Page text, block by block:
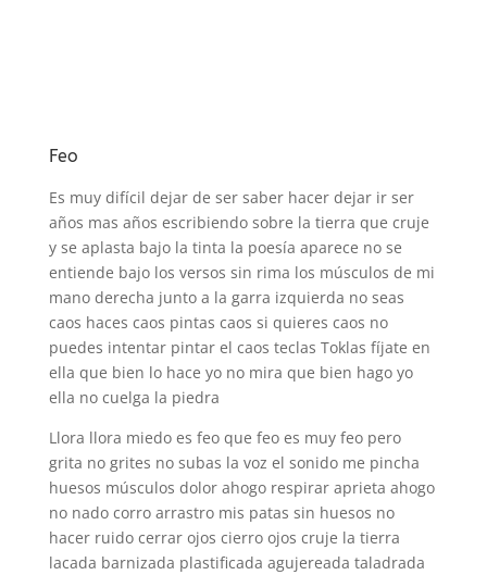
Feo
Es muy difícil dejar de ser saber hacer dejar ir ser
años mas años escribiendo sobre la tierra que cruje
y se aplasta bajo la tinta la poesía aparece no se
entiende bajo los versos sin rima los músculos de mi
mano derecha junto a la garra izquierda no seas
caos haces caos pintas caos si quieres caos no
puedes intentar pintar el caos teclas Toklas fíjate en
ella que bien lo hace yo no mira que bien hago yo
ella no cuelga la piedra
Llora llora miedo es feo que feo es muy feo pero
grita no grites no subas la voz el sonido me pincha
huesos músculos dolor ahogo respirar aprieta ahogo
no nado corro arrastro mis patas sin huesos no
hacer ruido cerrar ojos cierro ojos cruje la tierra
lacada barnizada plastificada agujereada taladrada